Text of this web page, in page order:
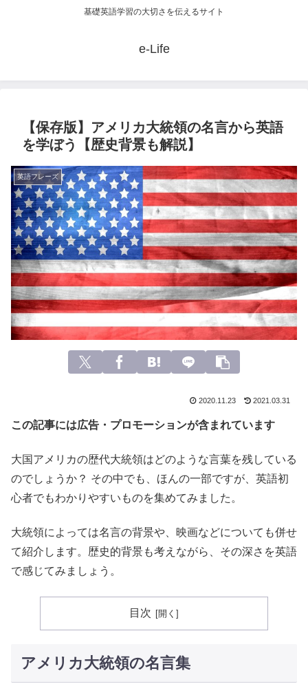
基礎英語学習の大切さを伝えるサイト
e-Life
【保存版】アメリカ大統領の名言から英語
を学ぼう【歴史背景も解説】
英語フレーズ
2020.11.23 2021.03.31
この記事には広告・プロモーションが含まれています
大国アメリカの歴代大統領はどのような言葉を残している
のでしょうか？ その中でも、ほんの一部ですが、英語初
心者でもわかりやすいものを集めてみました。
大統領によっては名言の背景や、映画などについても併せ
て紹介します。歴史的背景も考えながら、その深さを英語
で感じてみましょう。
目次
アメリカ大統領の名言集